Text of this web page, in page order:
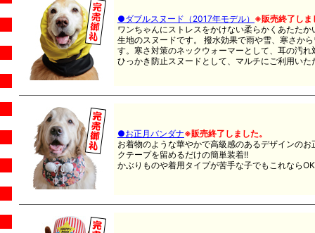
●ダブルスヌード（2017年モデル） ※販売終了しま
ワンちゃんにストレスをかけない柔らかくあたた
生地のスヌードです。 撥水効果で雨や雪、寒さか
す。寒さ対策のネックウォーマーとして、耳の汚
ひっかき防止スヌードとして、マルチにご利用いた
●お正月バンダナ※販売終了しました。
お着物のような華やかで高級感のあるデザインの
クテープを留めるだけの簡単装着!!
かぶりものや着用タイプが苦手な子でもこれなら